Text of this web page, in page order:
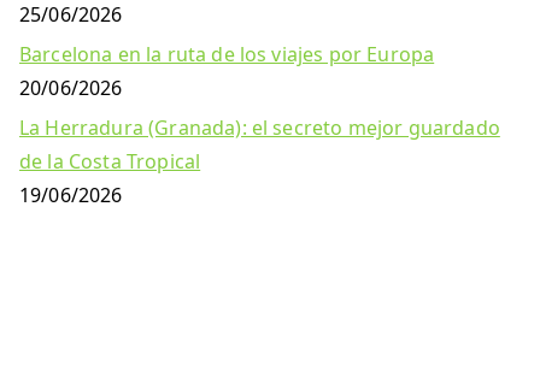
25/06/2026
Barcelona en la ruta de los viajes por Europa
20/06/2026
La Herradura (Granada): el secreto mejor guardado
de la Costa Tropical
19/06/2026